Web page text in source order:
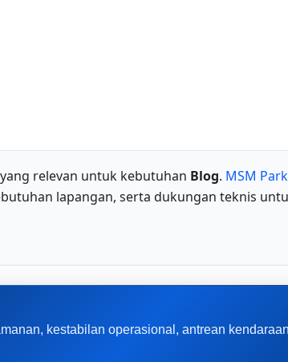
relevan untuk kebutuhan Blog. MSM
lapangan, serta dukungan teknis
kestabilan operasional, antrean